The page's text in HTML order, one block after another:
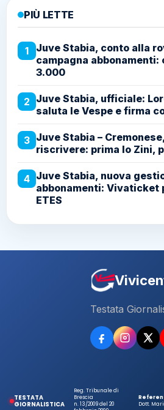
PIÙ LETTE
1
Juve Stabia, conto alla
campagna
3.000
2 Juve Stabia, ufficiale:
saluta le Vespe e firma
3 Juve Stabia –
riscrivere: prima lo Zini,
4 Juve Stabia, nuova
abbonamenti: Vivaticket
ETES
Testata
TESTATA
GIORNALISTICA
Reg. Tribunale di
Brescia
n. 13/2009 del 20
Dott.